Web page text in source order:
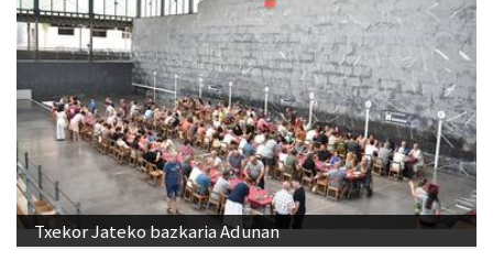
Txekor Jateko bazkaria Adunan